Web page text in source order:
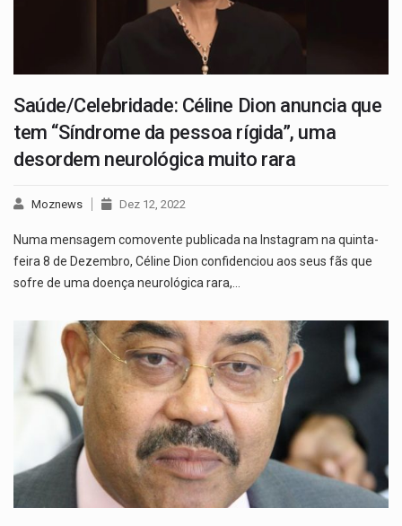
Saúde/Celebridade: Céline Dion anuncia que
tem “Síndrome da pessoa rígida”, uma
desordem neurológica muito rara
Moznews Dez 12, 2022
Numa mensagem comovente publicada na Instagram na quinta-
feira 8 de Dezembro, Céline Dion confidenciou aos seus fãs que
sofre de uma doença neurológica rara,…